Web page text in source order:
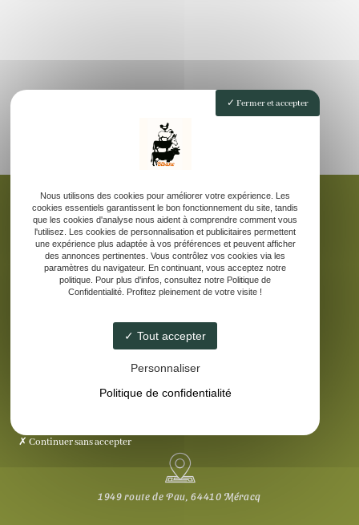
Accueil
La ferme pédagogique
Elevage d’âne des Pyrénées
Galerie
Contact
1949 route de Pau, 64410 Méracq
Fermer et accepter
Nous utilisons des cookies pour améliorer votre expérience. Les
cookies essentiels garantissent le bon fonctionnement du site, tandis
que les cookies d'analyse nous aident à comprendre comment vous
l'utilisez. Les cookies de personnalisation et publicitaires permettent
une expérience plus adaptée à vos préférences et peuvent afficher
des annonces pertinentes. Vous contrôlez vos cookies via les
paramètres du navigateur. En continuant, vous acceptez notre
politique. Pour plus d'infos, consultez notre Politique de
Confidentialité. Profitez pleinement de votre visite !
Tout accepter
Personnaliser
Politique de confidentialité
Continuer sans accepter